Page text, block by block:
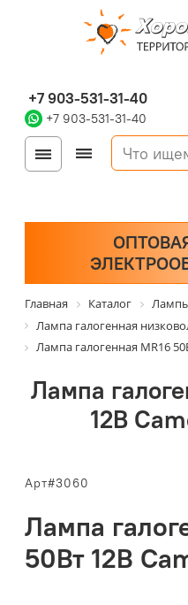
+7 903-531-31-40
+7 903-531-31-40
Главная Каталог
Лампа галогенная
Лампа галогенная MR16
Лампа
12В
Арт#3060
Лампа
50Вт 12В